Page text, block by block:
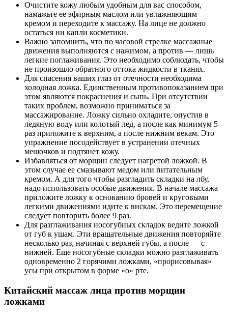
Очистите кожу любым удобным для вас способом,
намажьте ее эфирным маслом или увлажняющим
кремом и переходите к массажу. На лице не должно
остаться ни капли косметики.
Важно запомнить, что по часовой стрелке массажные
движения выполняются с нажимом, а против — лишь
легкие поглаживания. Это необходимо соблюдать, чтобы
не произошло обратного оттока жидкости в тканях.
Для спасения ваших глаз от отечности необходима
холодная ложка. Единственным противопоказанием при
этом являются покраснения и сыпь. При отсутствии
таких проблем, возможно приниматься за
массажирование. Ложку сильно охладите, опустив в
ледяную воду или колотый лед, а после как минимум 5
раз приложите к верхним, а после нижним векам. Это
упражнение посодействует в устранении отечных
мешочков и подтянет кожу.
Избавляться от морщин следует нагретой ложкой. В
этом случае ее смазывают медом или питательным
кремом. А для того чтобы разгладить складки на лбу,
надо использовать особые движения. В начале массажа
приложите ложку к основанию бровей и круговыми
легкими движениями идите к вискам. Это перемещение
следует повторить более 9 раз.
Для разглаживания носогубных складок ведите ложкой
от губ к ушам. Эти вращательные движения повторяйте
несколько раз, начиная с верхней губы, а после — с
нижней. Еще носогубные складки можно разглаживать
одновременно 2 горячими ложками, «прорисовывая»
усы при открытом в форме «о» рте.
Китайский массаж лица против морщин
ложками